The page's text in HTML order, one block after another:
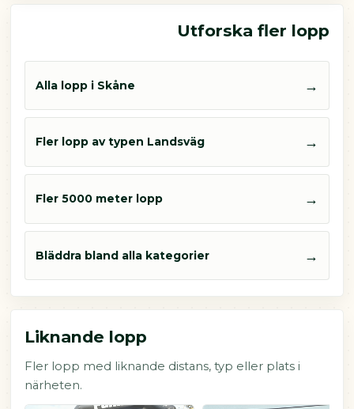
Utforska fler lopp
Alla lopp i Skåne →
Fler lopp av typen Landsväg →
Fler 5000 meter lopp →
Bläddra bland alla kategorier →
Liknande lopp
Fler lopp med liknande distans, typ eller plats i
närheten.